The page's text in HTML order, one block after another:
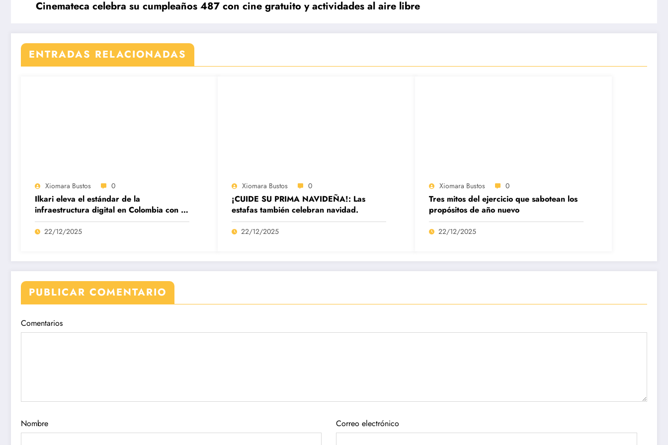
Cinemateca celebra su cumpleaños 487 con cine gratuito y actividades al aire libre
ENTRADAS RELACIONADAS
Xiomara Bustos 0
Ilkari eleva el estándar de la
infraestructura digital en Colombia con su
datacenter certificado Nivel IV de ICREA
22/12/2025
Xiomara Bustos 0
¡CUIDE SU PRIMA NAVIDEÑA!: Las
estafas también celebran navidad.
22/12/2025
Xiomara Bustos 0
Tres mitos del ejercicio que sabotean los
propósitos de año nuevo
22/12/2025
PUBLICAR COMENTARIO
Comentarios
Nombre Correo electrónico